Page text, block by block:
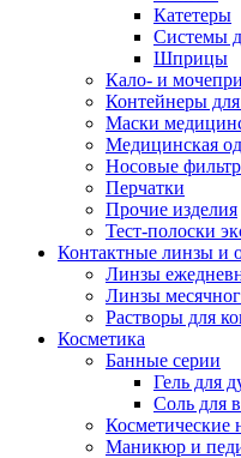
Катетеры
Системы
Шприцы
Кало- и
Контейнеры для
Маски
Медицинская
Носовые
Перчатки
Прочие изделия
Тест-полоски
Контактные линзы и
Линзы
Линзы
Растворы для
Косметика
Банные серии
Гель для
Соль для
Косметические
Маникюр и